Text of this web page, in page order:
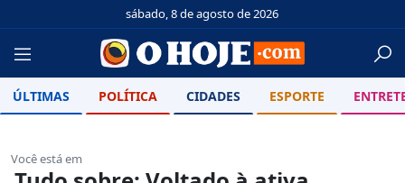
sábado, 8 de agosto de 2026
ÚLTIMAS POLÍTICA CIDADES ESPORTE
Você está em